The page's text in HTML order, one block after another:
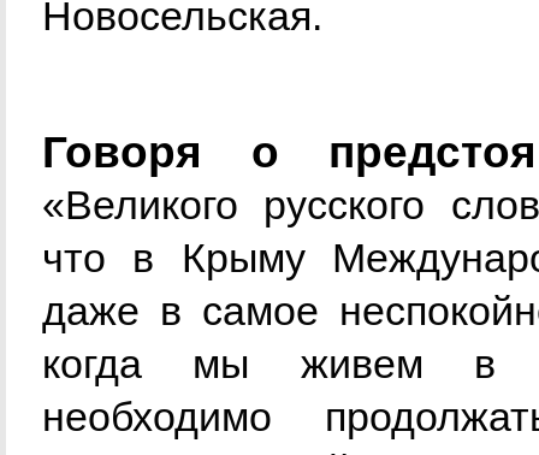
Новосельская.
Говоря о
«Великого русского
что в Крыму
даже в самое
когда мы живем в
необходимо